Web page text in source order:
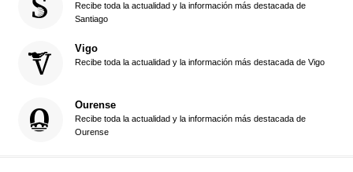
Recibe toda la actualidad y la información más destacada de
Santiago
Vigo
Recibe toda la actualidad y la información más destacada de Vigo
Ourense
Recibe toda la actualidad y la información más destacada de
Ourense